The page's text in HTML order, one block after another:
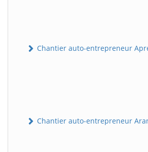
Chantier auto-entrepreneur
Chantier auto-entrepreneur